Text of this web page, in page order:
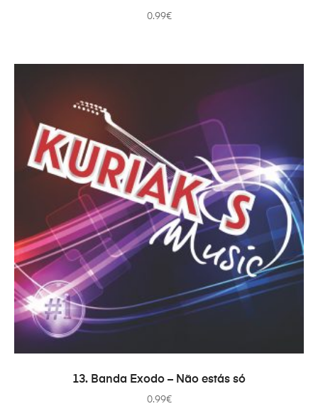
0.99€
ADAUGĂ ÎN COȘ
13. Banda Exodo – Não estás só
0.99€